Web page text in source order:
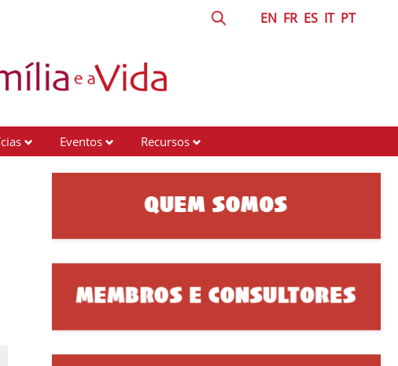
EN FR ES IT PT
Eventos Recursos